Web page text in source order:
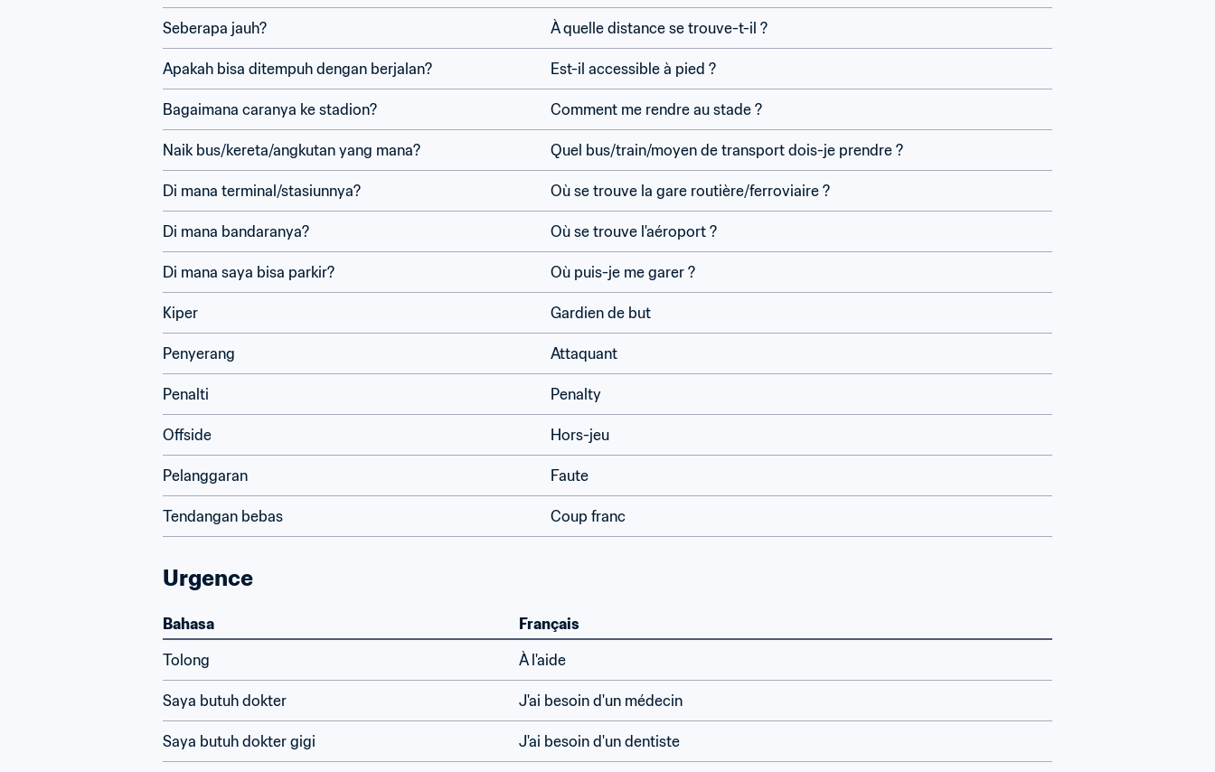
Seberapa jauh? À quelle distance se trouve-t-il ?
Apakah bisa ditempuh dengan berjalan? Est-il accessible à pied ?
Bagaimana caranya ke stadion? Comment me rendre au stade ?
Naik bus/kereta/angkutan yang mana? Quel bus/train/moyen de transport dois-je prendre ?
Di mana terminal/stasiunnya? Où se trouve la gare routière/ferroviaire ?
Di mana bandaranya? Où se trouve l'aéroport ?
Di mana saya bisa parkir? Où puis-je me garer ?
Kiper Gardien de but
Penyerang Attaquant
Penalti Penalty
Offside Hors-jeu
Pelanggaran Faute
Tendangan bebas Coup franc
Urgence
Bahasa
Français
Tolong
À l'aide
Saya butuh dokter J'ai besoin d'un médecin
Saya butuh dokter gigi J'ai besoin d'un dentiste